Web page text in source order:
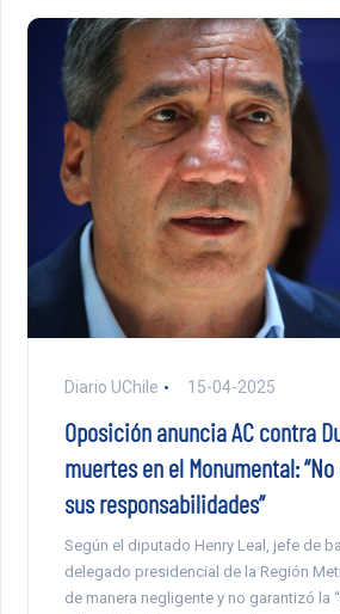
Diario UChile 15-04-2025
Oposición anuncia AC contra
muertes en el Monumental:
sus responsabilidades”
Según el diputado Henry Leal, jefe de
delegado presidencial de la Región
de manera negligente y no garantizó la